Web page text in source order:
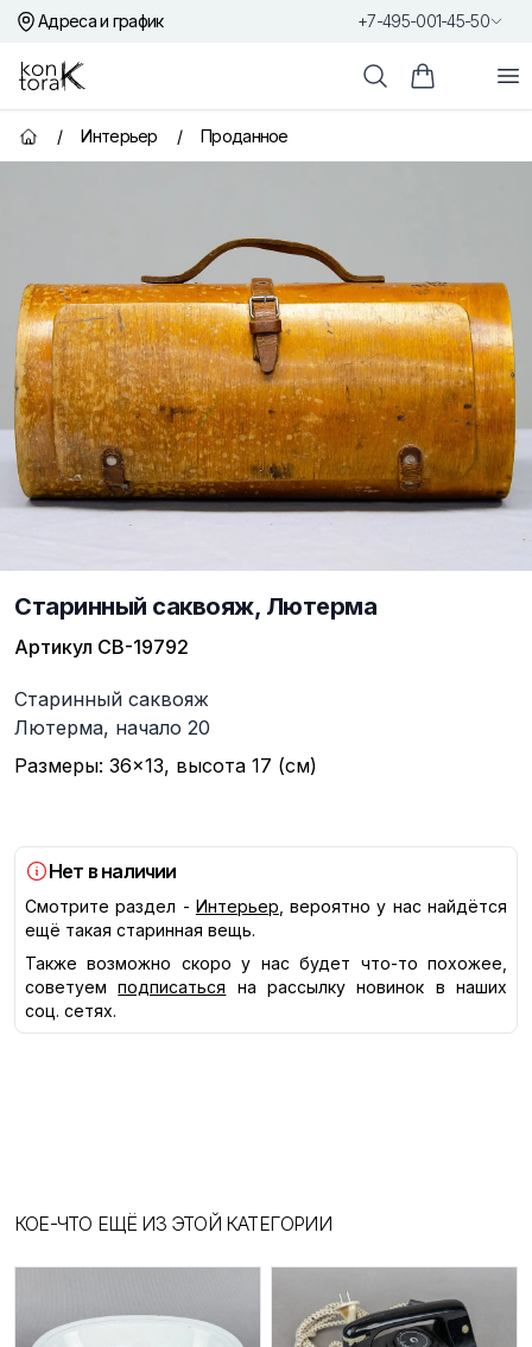
Адреса и график +7-495-001-45-50
Контора К
ПоискКорзина
Главная страница
/ Интерьер / Проданное
Старинный саквояж, Лютерма
Артикул СВ-19792
Описание
Старинный саквояж
Лютерма, начало 20
Размеры: 36×13, высота 17 (см)
Нет в наличии
Смотрите раздел - Интерьер , вероятно у нас найдётся
ещё такая старинная вещь.
Также возможно скоро у нас будет что-то похожее,
советуем
подписаться
на рассылку новинок в наших
соц. сетях.
КОЕ-ЧТО ЕЩЁ ИЗ ЭТОЙ КАТЕГОРИИ